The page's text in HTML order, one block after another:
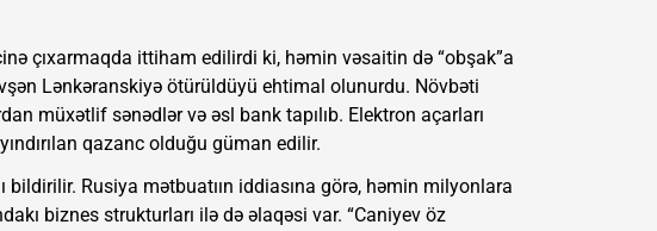
çıxarmaqda ittiham edilirdi ki, həmin vəsaitin də “obşak”a
Lənkəranskiyə ötürüldüyü ehtimal olunurdu. Növbəti
müxətlif sənədlər və əsl bank tapılıb. Elektron açarları
qazanc olduğu güman edilir.
bildirilir. Rusiya mətbuatıın iddiasına görə, həmin milyonlara
biznes strukturları ilə də əlaqəsi var. “Caniyev öz